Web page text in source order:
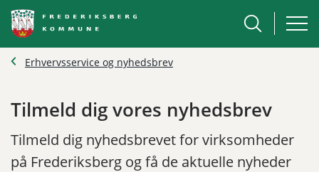
Erhvervsservice og nyhedsbrev
Tilmeld dig vores nyhedsbrev
Tilmeld dig nyhedsbrevet for virksomheder
på Frederiksberg og få de aktuelle nyheder